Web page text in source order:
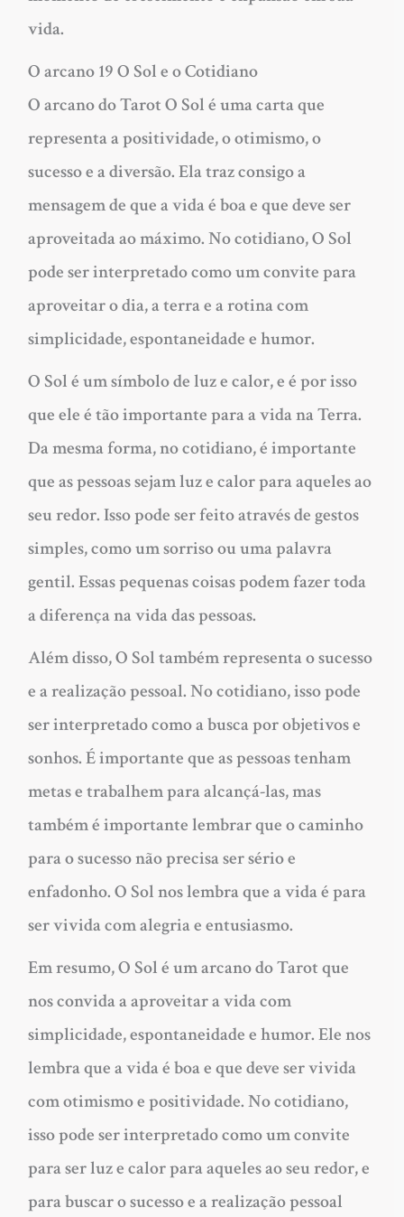
vida.
O arcano 19 O Sol e o Cotidiano
O arcano do Tarot O Sol é uma carta que
representa a positividade, o otimismo, o
sucesso e a diversão. Ela traz consigo a
mensagem de que a vida é boa e que deve ser
aproveitada ao máximo. No cotidiano, O Sol
pode ser interpretado como um convite para
aproveitar o dia, a terra e a rotina com
simplicidade, espontaneidade e humor.
O Sol é um símbolo de luz e calor, e é por isso
que ele é tão importante para a vida na Terra.
Da mesma forma, no cotidiano, é importante
que as pessoas sejam luz e calor para aqueles ao
seu redor. Isso pode ser feito através de gestos
simples, como um sorriso ou uma palavra
gentil. Essas pequenas coisas podem fazer toda
a diferença na vida das pessoas.
Além disso, O Sol também representa o sucesso
e a realização pessoal. No cotidiano, isso pode
ser interpretado como a busca por objetivos e
sonhos. É importante que as pessoas tenham
metas e trabalhem para alcançá-las, mas
também é importante lembrar que o caminho
para o sucesso não precisa ser sério e
enfadonho. O Sol nos lembra que a vida é para
ser vivida com alegria e entusiasmo.
Em resumo, O Sol é um arcano do Tarot que
nos convida a aproveitar a vida com
simplicidade, espontaneidade e humor. Ele nos
lembra que a vida é boa e que deve ser vivida
com otimismo e positividade. No cotidiano,
isso pode ser interpretado como um convite
para ser luz e calor para aqueles ao seu redor, e
para buscar o sucesso e a realização pessoal